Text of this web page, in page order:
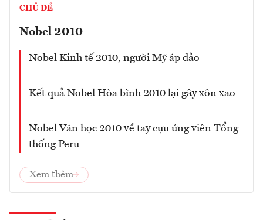
CHỦ ĐỀ
Nobel 2010
Nobel Kinh tế 2010, người Mỹ áp đảo
Kết quả Nobel Hòa bình 2010 lại gây xôn xao
Nobel Văn học 2010 về tay cựu ứng viên Tổng
thống Peru
Xem thêm